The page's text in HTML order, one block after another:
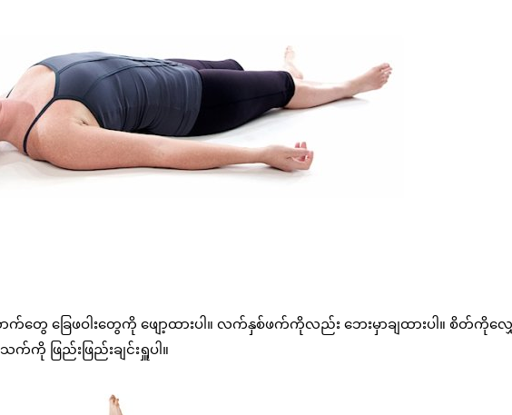
တွေ ခြေဖဝါးတွေကို ဖျော့ထားပါ။ လက်နှစ်ဖက်ကိုလည်း ဘေးမှာချထားပါ။ စိတ်ကိုလျှ
ကို ဖြည်းဖြည်းချင်းရှူပါ။